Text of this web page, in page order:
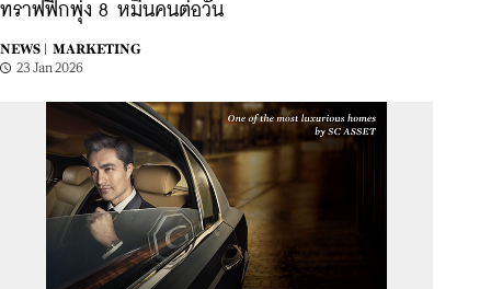
ทราฟฟิกพุ่ง 8 หมื่นคนต่อวัน
NEWS |
MARKETING
23 Jan 2026